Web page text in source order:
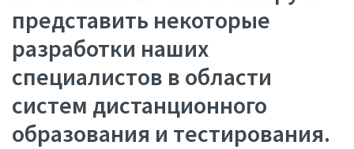
представить некоторые
разработки наших
специалистов в области
систем дистанционного
образования и тестирования.